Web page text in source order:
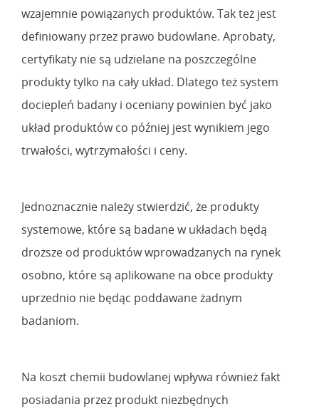
wzajemnie powiązanych produktów. Tak też jest
definiowany przez prawo budowlane. Aprobaty,
certyfikaty nie są udzielane na poszczególne
produkty tylko na cały układ. Dlatego też system
dociepleń badany i oceniany powinien być jako
układ produktów co później jest wynikiem jego
trwałości, wytrzymałości i ceny.
Jednoznacznie należy stwierdzić, że produkty
systemowe, które są badane w układach będą
droższe od produktów wprowadzanych na rynek
osobno, które są aplikowane na obce produkty
uprzednio nie będąc poddawane żadnym
badaniom.
Na koszt chemii budowlanej wpływa również fakt
posiadania przez produkt niezbędnych